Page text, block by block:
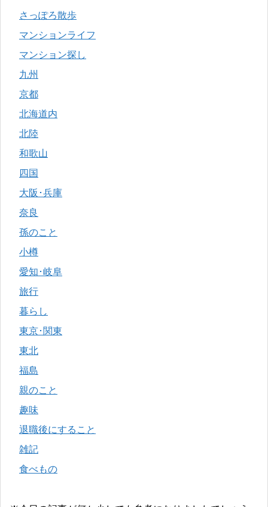
さっぽろ散歩
マンションライフ
マンション探し
九州
京都
北海道内
北陸
和歌山
四国
大阪･兵庫
奈良
孫のこと
小樽
愛知･岐阜
旅行
暮らし
東京･関東
東北
福島
親のこと
趣味
退職後にすること
雑記
食べもの